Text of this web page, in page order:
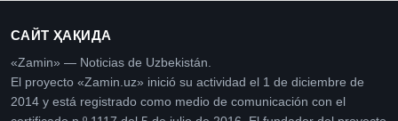
САЙТ ҲАҚИДА
«Zamin» — Noticias de Uzbekistán.
El proyecto «Zamin.uz» inició su actividad el 1 de diciembre de
2014 y está registrado como medio de comunicación con el